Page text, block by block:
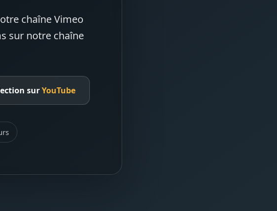
chaîne Vimeo
sur notre chaîne
surYouTube